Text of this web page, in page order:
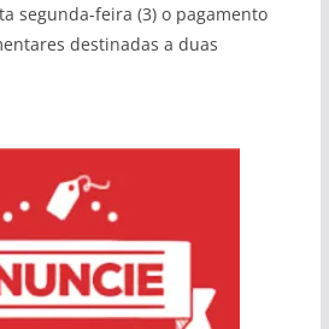
segunda-feira (3) o pagamento
destinadas a duas